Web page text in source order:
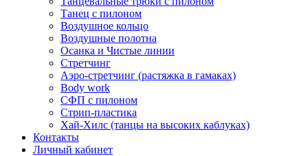
Танец с пилоном
Воздушное кольцо
Воздушные полотна
Осанка и Чистые линии
Стретчинг
Аэро-стретчинг (растяжка в гамаках)
Body work
СФП с пилоном
Стрип-пластика
Хай-Хилс (танцы на высоких каблуках)
Контакты
Личный кабинет